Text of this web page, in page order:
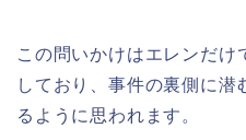
この問いかけはエレンだけ
しており、事件の裏側に潜
るように思われます。